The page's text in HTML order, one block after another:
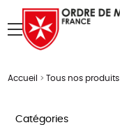
menu
Accueil >Tous nos produits
Catégories